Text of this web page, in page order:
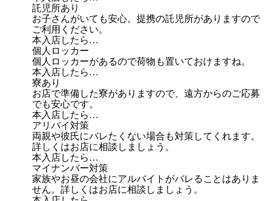
託児所あり
お子さんがいても安心。提携の託児所がありますので
ご利用ください。
本入店したら…
個人ロッカー
個人ロッカーがあるので荷物も置いておけますね。
本入店したら…
寮あり
お店で準備した寮がありますので、遠方からのご応募
でも安心です。
本入店したら…
アリバイ対策
両親や彼氏にバレたくない場合も対策してくれます。
詳しくはお店に相談しましょう。
本入店したら…
マイナンバー対策
家族やお昼の会社にアルバイトがバレることはありま
せん。詳しくはお店に相談しましょう。